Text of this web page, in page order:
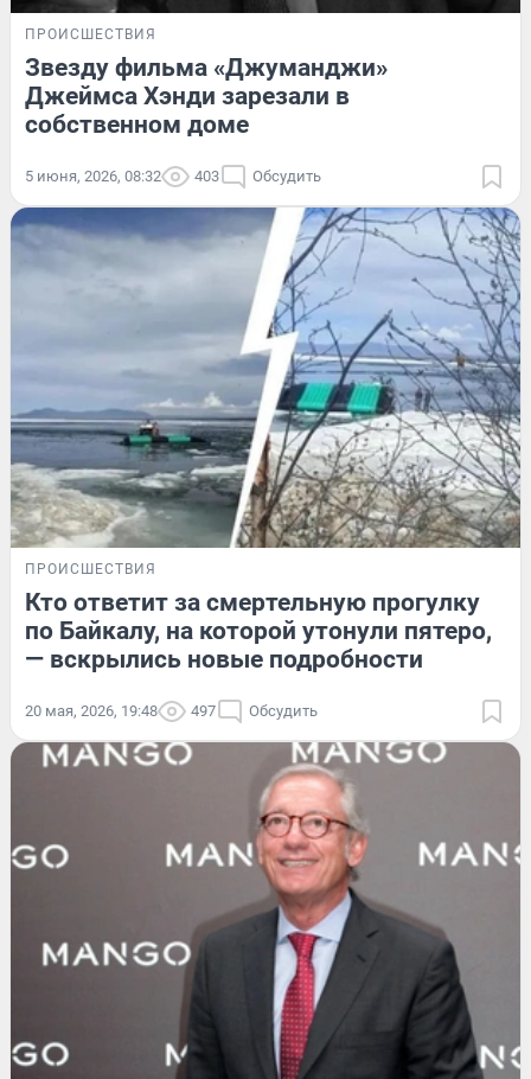
ПРОИСШЕСТВИЯ
Звезду фильма «Джуманджи»
Джеймса Хэнди зарезали в
собственном доме
5 июня, 2026, 08:32 403 Обсудить
ПРОИСШЕСТВИЯ
Кто ответит за смертельную прогулку
по Байкалу, на которой утонули пятеро,
— вскрылись новые подробности
20 мая, 2026, 19:48 497 Обсудить